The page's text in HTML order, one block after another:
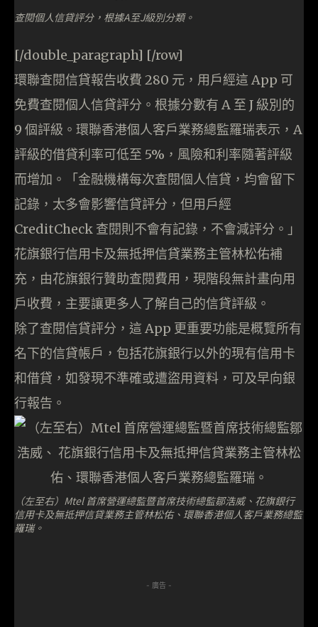
查閱個人信貸評分，根據A至J級別分類。
[/double_paragraph] [/row]
環聯查閱信貸報告收費 280 元，用戶經這 App 可
免費查閱個人信貸評分。根據分數有 A 至 J 級別的
9 個評級。環聯香港個人客戶業務總監羅瑞表示，A
評級的借貸利率可低至 5%，風險和利率隨著評級
而增加。「金融機構每次查閱個人信貸，均會留下
記錄，太多會影響信貸評分，但用戶經
CreditCheck 查閱則不會有記錄，不會減評分。」
花旗銀行信用卡及無抵押信貸業務主管林松佑補
充，由花旗銀行贊助查閱費用，現階段無計畫向用
戶收費，主要讓更多人了解自己的信貸評級。
除了查閱信貸評分，這 App 更重要功能是概覽所有
名下的信貸帳戶，包括花旗銀行以外的現有信用卡
和借貸，如發現不準確或遭盜用資料，可及早向銀
行報告。
（左至右）Mtel 首席營運總監暨首席技術總監鄒浩威、花旗銀行
信用卡及無抵押信貸業務主管林松佑、環聯香港個人客戶業務總監
羅瑞。
- 廣告 -